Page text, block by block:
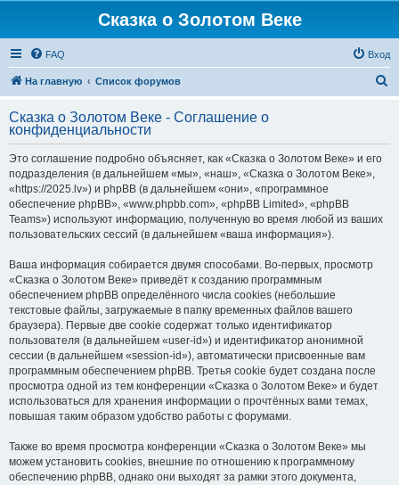
Сказка о Золотом Веке
FAQ Вход
На главную Список форумов
с
Сказка о Золотом Веке - Соглашение о
конфиденциальности
Это соглашение подробно объясняет, как «Сказка о Золотом Веке» и его
подразделения (в дальнейшем «мы», «наш», «Сказка о Золотом Веке»,
«https://2025.lv») и phpBB (в дальнейшем «они», «программное
обеспечение phpBB», «www.phpbb.com», «phpBB Limited», «phpBB
Teams») используют информацию, полученную во время любой из ваших
пользовательских сессий (в дальнейшем «ваша информация»).
Ваша информация собирается двумя способами. Во-первых, просмотр
«Сказка о Золотом Веке» приведёт к созданию программным
обеспечением phpBB определённого числа cookies (небольшие
текстовые файлы, загружаемые в папку временных файлов вашего
браузера). Первые две cookie содержат только идентификатор
пользователя (в дальнейшем «user-id») и идентификатор анонимной
сессии (в дальнейшем «session-id»), автоматически присвоенные вам
программным обеспечением phpBB. Третья cookie будет создана после
просмотра одной из тем конференции «Сказка о Золотом Веке» и будет
использоваться для хранения информации о прочтённых вами темах,
повышая таким образом удобство работы с форумами.
Также во время просмотра конференции «Сказка о Золотом Веке» мы
можем установить cookies, внешние по отношению к программному
обеспечению phpBB, однако они выходят за рамки этого документа,